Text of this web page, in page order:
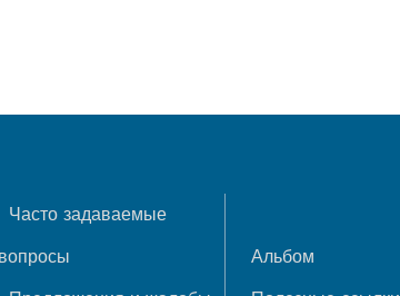
Часто задаваемые
вопросы
Альбом